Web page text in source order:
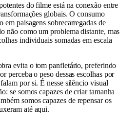
do filme está na conexão entre
globais. O consumo
em paisagens sobrecarregadas de
não como um problema distante, mas
individuais somadas em escala
evita o tom panfletário, preferindo
perceba o peso dessas escolhas por
por si. É nesse silêncio visual
se somos capazes de criar tamanha
somos capazes de repensar os
até aqui.